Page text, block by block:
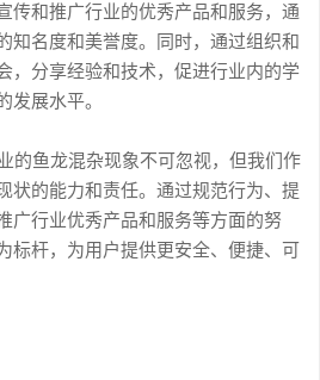
传和推广行业的优秀产品和服务，通
知名度和美誉度。同时，通过组织和
，分享经验和技术，促进行业内的学
发展水平。
的鱼龙混杂现象不可忽视，但我们作
状的能力和责任。通过规范行为、提
广行业优秀产品和服务等方面的努
标杆，为用户提供更安全、便捷、可